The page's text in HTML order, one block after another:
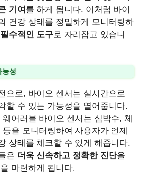
기여 를 하게 됩니다. 이처럼 바이
건강 상태를 정밀하게 모니터링하
필수적인 도구로 자리잡고 있습니
능성
으로, 바이오 센서는 실시간으로
할 수 있는 가능성을 열어줍니다.
어러블 바이오 센서는 심박수, 체
을 모니터링하여 사용자가 언제
상태를 체크할 수 있게 해줍니다.
은 더욱 신속하고 정확한 진단을
마련하게 됩니다.